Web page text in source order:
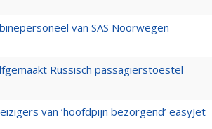
van SAS Noorwegen
Russisch passagierstoestel
van ‘hoofdpijn bezorgend’ easyJet